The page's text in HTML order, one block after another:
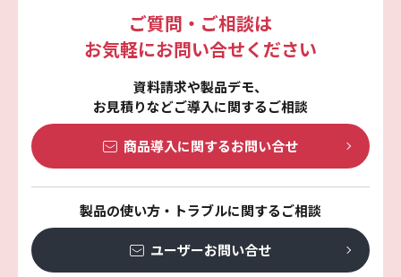
ご質問・ご相談は
お気軽にお問い合せください
資料請求や製品デモ、
お見積りなどご導入に関するご相談
商品導入に関するお問い合せ
製品の使い方・トラブルに関するご相談
ユーザーお問い合せ